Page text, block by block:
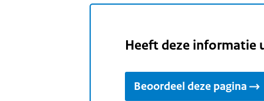
Heeft deze informatie
Beoordeel deze pagina